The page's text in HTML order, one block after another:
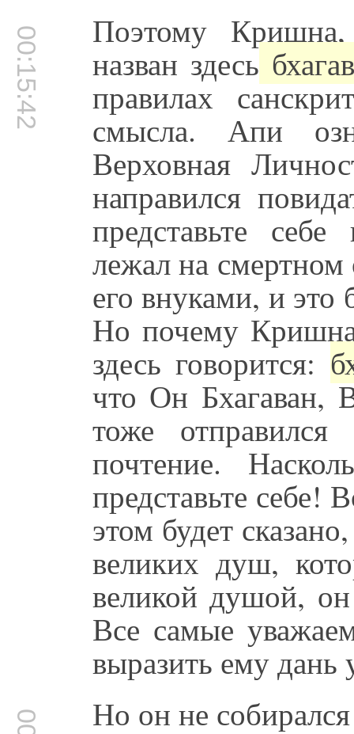
00:15:42 Поэтому
назван здесь
правилах
смысла. Апи
Верховная
направился
представьте
лежал на
его внуками, и это
Но почему
здесь говорится:
что Он Бхагаван,
тоже
почтение.
представьте себе!
этом будет
великих душ,
великой душой,
Все самые
выразить ему дань
Но он не